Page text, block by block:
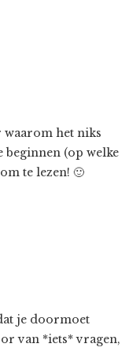
waarom het niks
(op welke
te lezen! 🙂
je doormoet
van *iets* vragen,